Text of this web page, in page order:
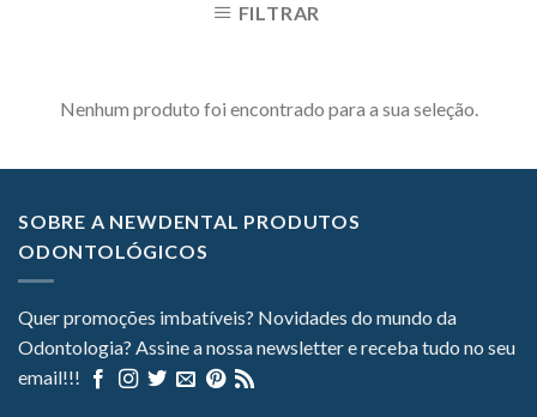
FILTRAR
Nenhum produto foi encontrado para a sua seleção.
SOBRE A NEWDENTAL PRODUTOS
ODONTOLÓGICOS
Quer promoções imbatíveis? Novidades do mundo da
Odontologia? Assine a nossa newsletter e receba tudo no seu
email!!!